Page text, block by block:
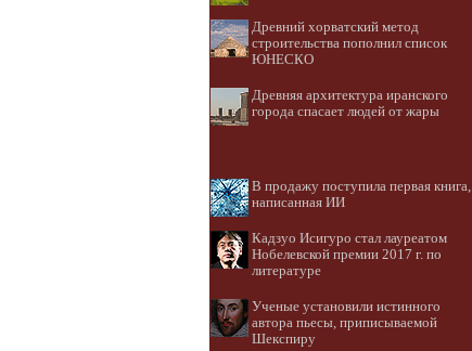
Древний хорватский метод
строительства пополнил список
ЮНЕСКО
Древняя архитектура иранского
города спасает людей от жары
В продажу поступила первая книга,
написанная ИИ
Кадзуо Исигуро стал лауреатом
Нобелевской премии 2017 г. по
литературе
Ученые установили истинного
автора пьесы, приписываемой
Шекспиру